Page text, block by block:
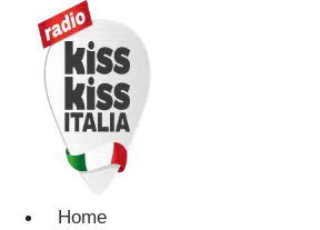
Home